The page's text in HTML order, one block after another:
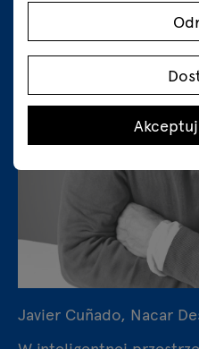
Javier Cuñado, Nacar